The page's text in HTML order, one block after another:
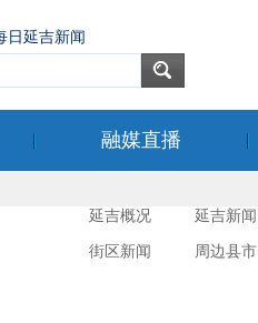
日延吉新闻
融媒直播
延吉概况 延吉新闻
街区新闻 周边县市